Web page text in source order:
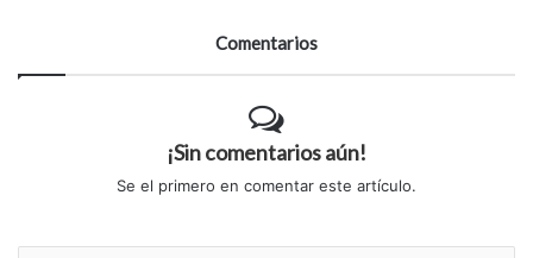
Comentarios
¡Sin comentarios aún!
Se el primero en comentar este artículo.